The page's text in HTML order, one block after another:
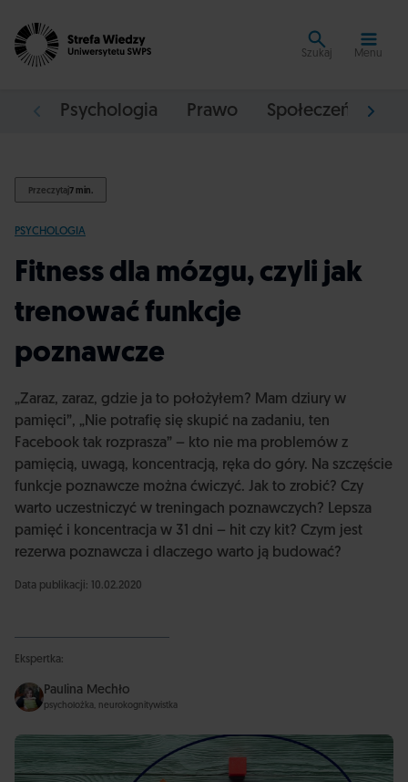
Szukaj Menu
Psychologia Prawo Społeczeństwo
Przeczytaj7 min.
PSYCHOLOGIA
Fitness dla mózgu, czyli jak
trenować funkcje
poznawcze
„Zaraz, zaraz, gdzie ja to położyłem? Mam dziury w
pamięci”, „Nie potrafię się skupić na zadaniu, ten
Facebook tak rozprasza” – kto nie ma problemów z
pamięcią, uwagą, koncentracją, ręka do góry. Na szczęście
funkcje poznawcze można ćwiczyć. Jak to zrobić? Czy
warto uczestniczyć w treningach poznawczych? Lepsza
pamięć i koncentracja w 31 dni – hit czy kit? Czym jest
rezerwa poznawcza i dlaczego warto ją budować?
Data publikacji: 10.02.2020
Ekspertka:
Paulina Mechło
psycholożka, neurokognitywistka